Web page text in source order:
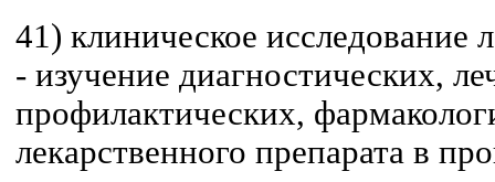
41) клиническое исследование
- изучение диагностических,
профилактических,
лекарственного препарата в